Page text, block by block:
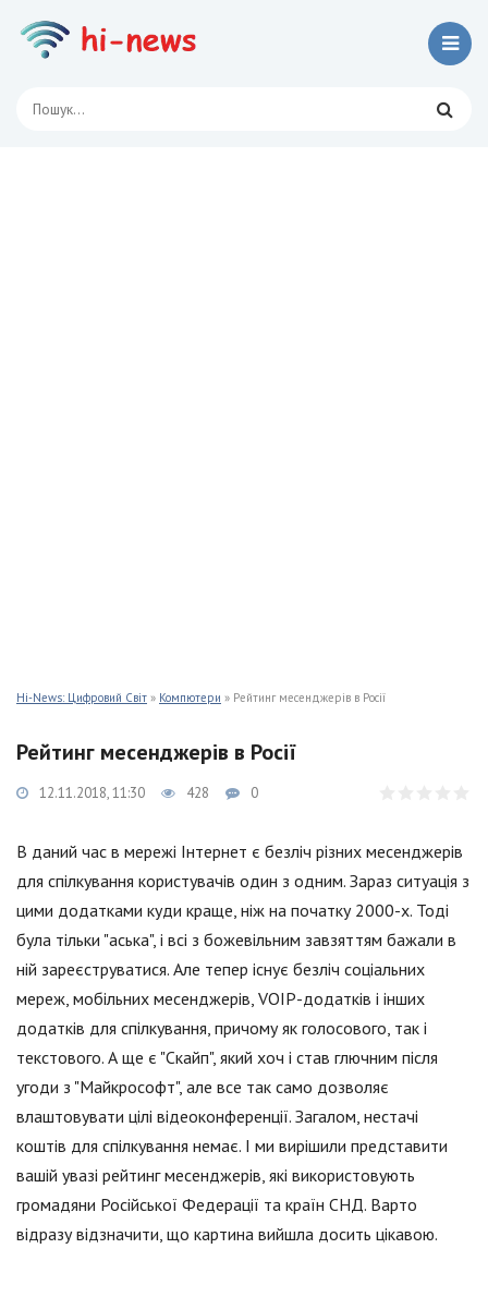
Hi-News: Цифровий Світ » Компютери » Рейтинг месенджерів в Росії
Рейтинг месенджерів в Росії
12.11.2018, 11:30 428 0
В даний час в мережі Інтернет є безліч різних месенджерів
для спілкування користувачів один з одним. Зараз ситуація з
цими додатками куди краще, ніж на початку 2000-х. Тоді
була тільки "аська", і всі з божевільним завзяттям бажали в
ній зареєструватися. Але тепер існує безліч соціальних
мереж, мобільних месенджерів, VOIP-додатків і інших
додатків для спілкування, причому як голосового, так і
текстового. А ще є "Скайп", який хоч і став глючним після
угоди з "Майкрософт", але все так само дозволяє
влаштовувати цілі відеоконференції. Загалом, нестачі
коштів для спілкування немає. І ми вирішили представити
вашій увазі рейтинг месенджерів, які використовують
громадяни Російської Федерації та країн СНД. Варто
відразу відзначити, що картина вийшла досить цікавою.